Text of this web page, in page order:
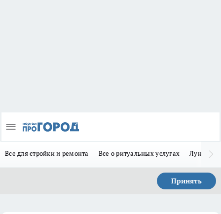
Все для стройки и ремонта Все о ритуальных услугах Лунно-
Принять